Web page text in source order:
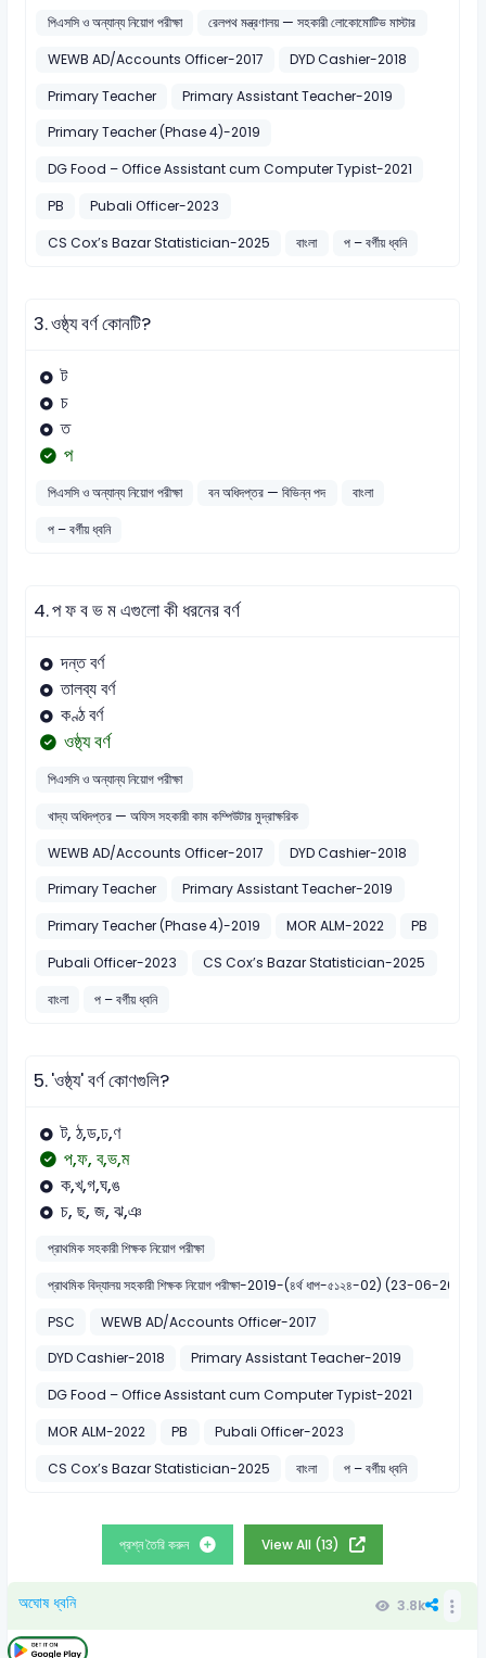
পিএসসি ও অন্যান্য নিয়োগ পরীক্ষা
রেলপথ মন্ত্রণালয় — সহকারী লোকোমোটিভ মাস্টার
WEWB AD/Accounts Officer-2017
DYD Cashier-2018
Primary Teacher
Primary Assistant Teacher-2019
Primary Teacher (Phase 4)-2019
DG Food – Office Assistant cum Computer Typist-2021
PB
Pubali Officer-2023
CS Cox’s Bazar Statistician-2025
বাংলা প – বর্গীয় ধ্বনি
3.ওষ্ঠ্য বর্ণ কোনটি?
ট
চ
ত
প
পিএসসি ও অন্যান্য নিয়োগ পরীক্ষা বন অধিদপ্তর — বিভিন্ন পদ
বাংলা
প – বর্গীয় ধ্বনি
4.প ফ ব ভ ম এগুলো কী ধরনের বর্ণ
দন্ত বর্ণ
তালব্য বর্ণ
কণ্ঠ বর্ণ
ওষ্ঠ্য বর্ণ
পিএসসি ও অন্যান্য নিয়োগ পরীক্ষা
খাদ্য অধিদপ্তর — অফিস সহকারী কাম কম্পিউটার মুদ্রাক্ষরিক
WEWB AD/Accounts Officer-2017
DYD Cashier-2018
Primary Teacher
Primary Assistant Teacher-2019
Primary Teacher (Phase 4)-2019
MOR ALM-2022
PB
Pubali Officer-2023
CS Cox’s Bazar Statistician-2025
বাংলা
প – বর্গীয় ধ্বনি
5.'ওষ্ঠ্য' বর্ণ কোণগুলি?
ট, ঠ,ড,ঢ,ণ
প,ফ, ব,ভ,ম
ক,খ,গ,ঘ,ঙ
চ, ছ, জ, ঝ,ঞ
প্রাথমিক সহকারী শিক্ষক নিয়োগ পরীক্ষা
প্রাথমিক বিদ্যালয় সহকারী শিক্ষক নিয়োগ পরীক্ষা-2019-(৪র্থ ধাপ-৫১২৪-02) (23-06-2019)
PSC
WEWB AD/Accounts Officer-2017
DYD Cashier-2018
Primary Assistant Teacher-2019
DG Food – Office Assistant cum Computer Typist-2021
MOR ALM-2022
PB
Pubali Officer-2023
CS Cox’s Bazar Statistician-2025
বাংলা প – বর্গীয় ধ্বনি
প্রশ্ন তৈরি করুন View All (13)
অঘোষ ধ্বনি 3.8k